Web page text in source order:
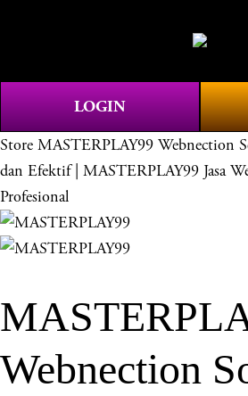
e
u
LOGIN
Store MASTERPLAY99 Webnection
dan Efektif | MASTERPLAY99 Jasa
Profesional
Webnection